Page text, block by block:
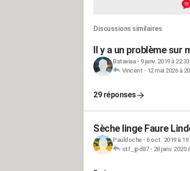
Discussions similaires
Il y a un problème sur
Bataviaa- 9 janv. 2019 à 22:33
Vincent - 12 mai 2026 à
29 réponses
Sèche linge Faure
Pauldoche- 6 oct. 2019 à
stf_jpd87- 28 janv. 2020